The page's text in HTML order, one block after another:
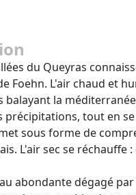
du Queyras
Foehn. L'air chaud et
la
précipitations, tout en
sous forme de
L'air sec se réchauffe
abondante dégagé